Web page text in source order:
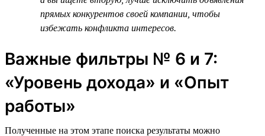
прямых конкурентов своей компании, чтобы
избежать конфликта интересов.
Важные фильтры № 6 и 7:
«Уровень дохода» и «Опыт
работы»
Полученные на этом этапе поиска результаты можно